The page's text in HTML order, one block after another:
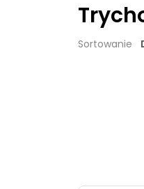
Sortowanie